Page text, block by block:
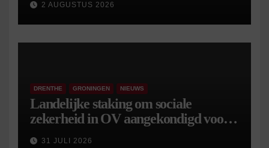
2 AUGUSTUS 2026
DRENTHE GRONINGEN NIEUWS
Landelijke staking om sociale
zekerheid in OV aangekondigd voor 9
september
31 JULI 2026